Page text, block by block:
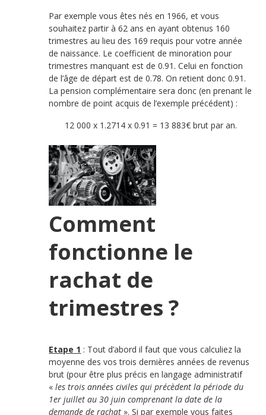
Par exemple vous êtes nés en 1966, et vous
souhaitez partir à 62 ans en ayant obtenus 160
trimestres au lieu des 169 requis pour votre année
de naissance. Le coefficient de minoration pour
trimestres manquant est de 0.91. Celui en fonction
de l’âge de départ est de 0.78. On retient donc 0.91.
La pension complémentaire sera donc (en prenant le
nombre de point acquis de l’exemple précédent) :
12 000 x 1.2714 x 0.91 = 13 883€ brut par an.
Comment
fonctionne le
rachat de
trimestres ?
Etape 1 : Tout d’abord il faut que vous calculiez la
moyenne des vos trois dernières années de revenus
brut (pour être plus précis en langage administratif
«les trois années civiles qui précèdent la période du
1er juillet au 30 juin comprenant la date de la
demande de rachat ». Si par exemple vous faites